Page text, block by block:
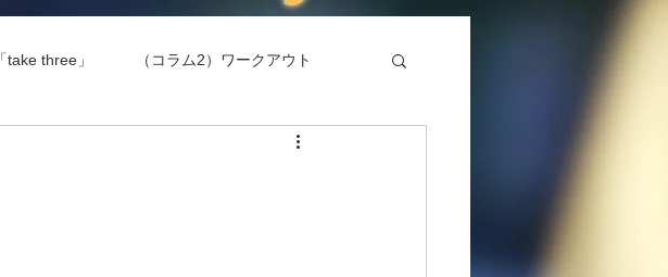
take three」 （コラム2）ワークアウト